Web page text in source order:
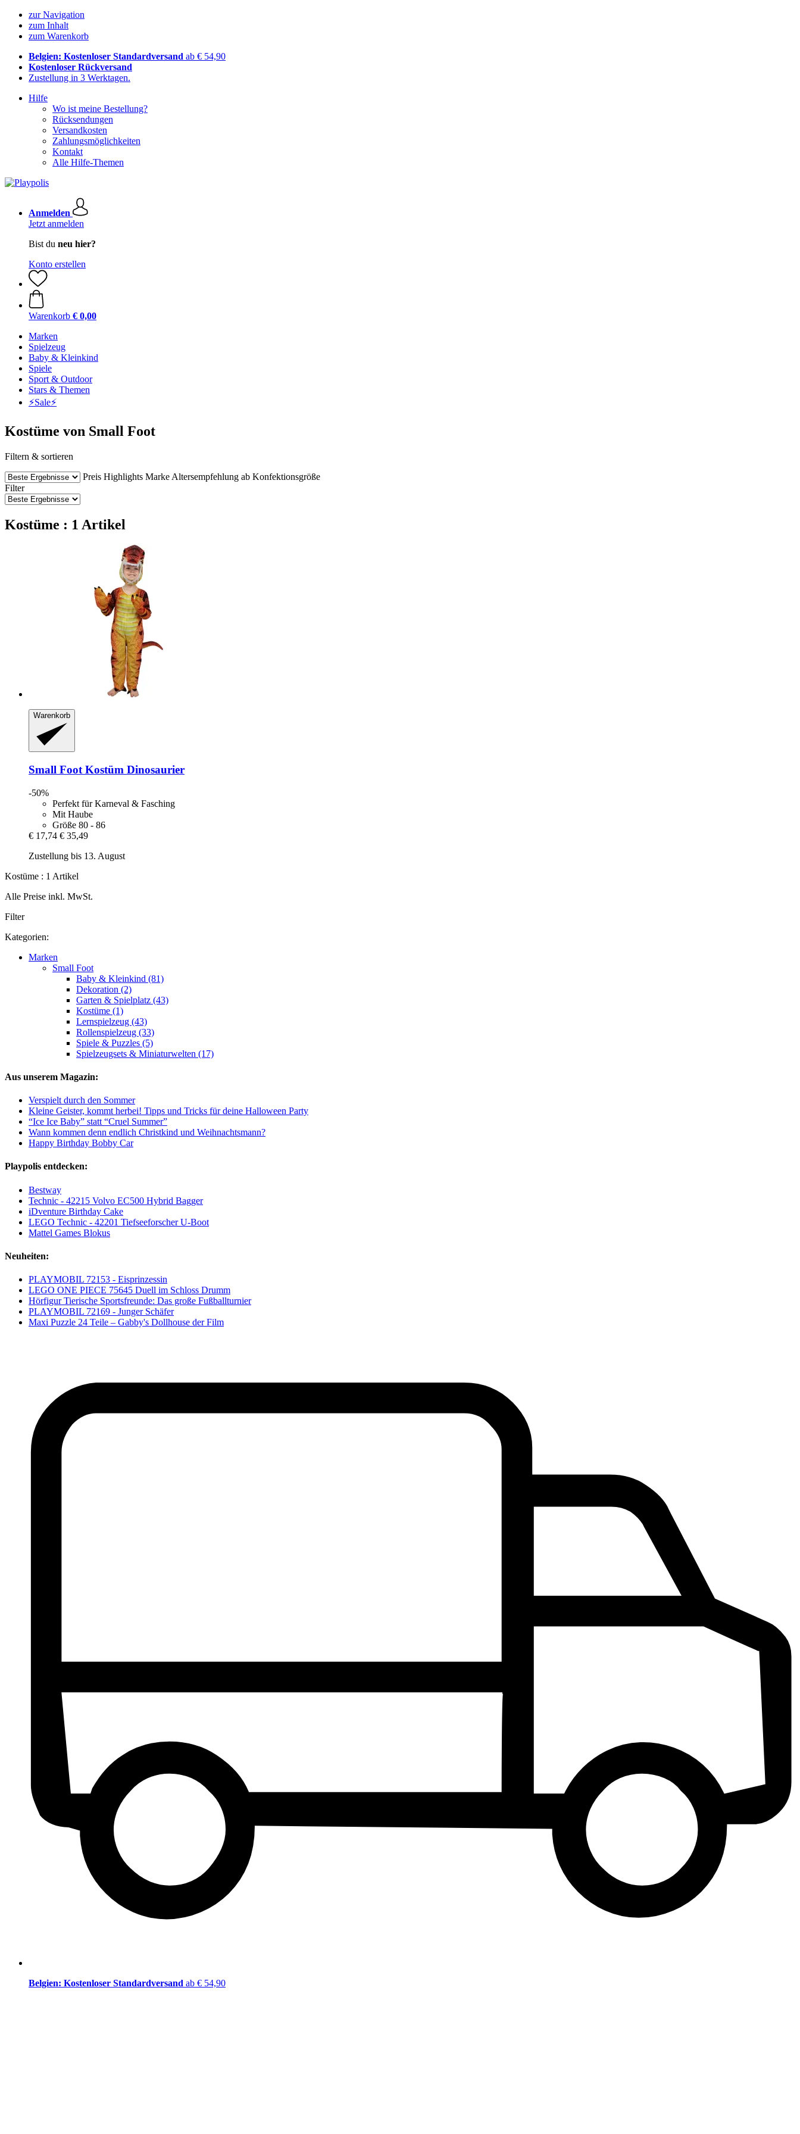
zur Navigation
zum Inhalt
zum Warenkorb
Belgien: Kostenloser Standardversand ab € 54,90
Kostenloser Rückversand
Zustellung in 3 Werktagen.
Hilfe
Wo ist meine Bestellung?
Rücksendungen
Versandkosten
Zahlungsmöglichkeiten
Kontakt
Alle Hilfe-Themen
Anmelden
Jetzt anmelden
Bist du neu hier?
Konto erstellen
Warenkorb € 0,00
Marken
Spielzeug
Baby & Kleinkind
Spiele
Sport & Outdoor
Stars & Themen
⚡️Sale⚡️
Kostüme von Small Foot
Filtern & sortieren
Preis Highlights Marke Altersempfehlung ab Konfektionsgröße
Filter
Kostüme : 1 Artikel
Warenkorb
Small Foot Kostüm Dinosaurier
-50%
Perfekt für Karneval & Fasching
Mit Haube
Größe 80 - 86
€ 17,74 € 35,49
Zustellung bis 13. August
Kostüme : 1 Artikel
Alle Preise inkl. MwSt.
Filter
Kategorien:
Marken
Small Foot
Baby & Kleinkind (81)
Dekoration (2)
Garten & Spielplatz (43)
Kostüme (1)
Lernspielzeug (43)
Rollenspielzeug (33)
Spiele & Puzzles (5)
Spielzeugsets & Miniaturwelten (17)
Aus unserem Magazin:
Verspielt durch den Sommer
Kleine Geister, kommt herbei! Tipps und Tricks für deine Halloween Party
“Ice Ice Baby” statt “Cruel Summer”
Wann kommen denn endlich Christkind und Weihnachtsmann?
Happy Birthday Bobby Car
Playpolis entdecken:
Bestway
Technic - 42215 Volvo EC500 Hybrid Bagger
iDventure Birthday Cake
LEGO Technic - 42201 Tiefseeforscher U-Boot
Mattel Games Blokus
Neuheiten:
PLAYMOBIL 72153 - Eisprinzessin
LEGO ONE PIECE 75645 Duell im Schloss Drumm
Hörfigur Tierische Sportsfreunde: Das große Fußballturnier
PLAYMOBIL 72169 - Junger Schäfer
Maxi Puzzle 24 Teile – Gabby's Dollhouse der Film
Belgien: Kostenloser Standardversand ab € 54,90